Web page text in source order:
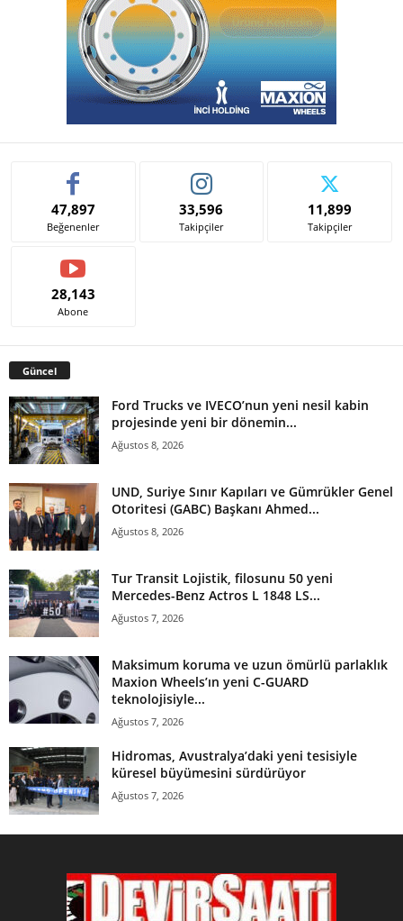
47,897
Beğenenler
33,596
Takipçiler
11,899
Takipçiler
28,143
Abone
Güncel
Ford Trucks ve IVECO’nun yeni nesil kabin
projesinde yeni bir dönemin...
Ağustos 8, 2026
UND, Suriye Sınır Kapıları ve Gümrükler Genel
Otoritesi (GABC) Başkanı Ahmed...
Ağustos 8, 2026
Tur Transit Lojistik, filosunu 50 yeni
Mercedes-Benz Actros L 1848 LS...
Ağustos 7, 2026
Maksimum koruma ve uzun ömürlü parlaklık
Maxion Wheels’ın yeni C-GUARD
teknolojisiyle...
Ağustos 7, 2026
Hidromas, Avustralya’daki yeni tesisiyle
küresel büyümesini sürdürüyor
Ağustos 7, 2026